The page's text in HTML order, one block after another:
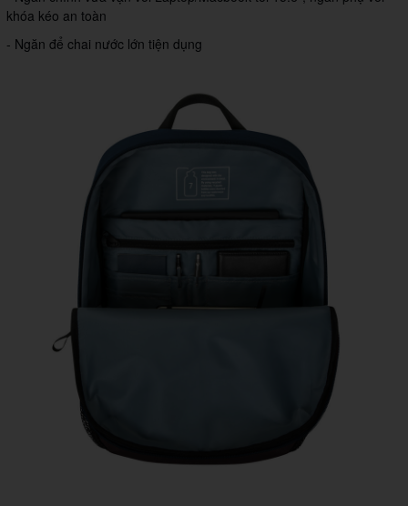
khóa kéo an toàn
- Ngăn để chai nước lớn tiện dụng